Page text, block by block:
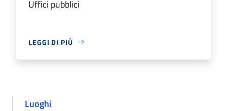
Uffici pubblici
LEGGI DI PIÙ
Luoghi